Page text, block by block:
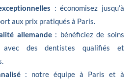
: économisez jusqu’à
aux prix pratiqués à Paris.
allemande: bénéficiez de soins
avec des dentistes qualifiés et
: notre équipe à Paris et à